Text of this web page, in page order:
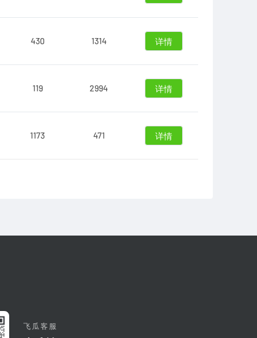
430 1314 详情
119 2994 详情
1173 471 详情
飞瓜客服